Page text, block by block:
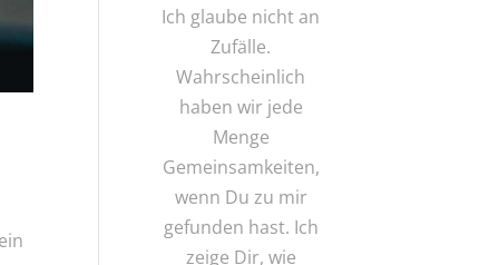
Ich glaube nicht an
Zufälle.
Wahrscheinlich
haben wir jede
Menge
Gemeinsamkeiten,
wenn Du zu mir
gefunden hast. Ich
zeige Dir, wie